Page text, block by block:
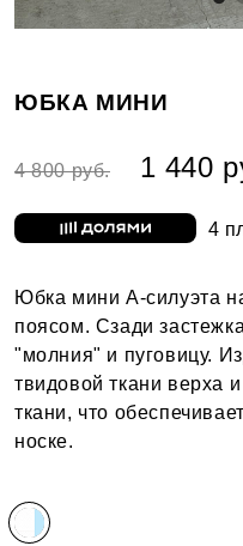
ЮБКА МИНИ
4 800 руб. 1 440
4
Юбка мини А-силуэта
поясом. Сзади
"молния" и пуговицу.
твидовой ткани верха
ткани, что
носке.